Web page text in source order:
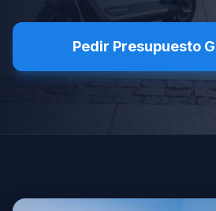
Pedir Presupuesto